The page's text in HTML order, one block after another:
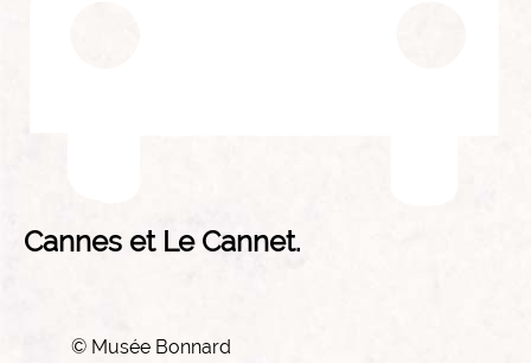
Cannes et Le Cannet.
© Musée Bonnard